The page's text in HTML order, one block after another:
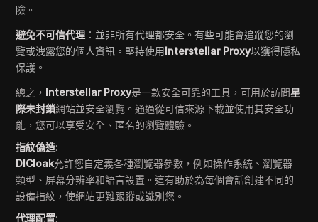
險。
避免不可信代理 ：並非所有代理都安全。有些可能會追蹤您的瀏
覽或洩露您的個人資訊。堅持使用Interstellar Proxy以獲得隱私
保護。
總之， Interstellar Proxy是一款安全可靠的工具，可用於訪問星
際未封鎖網站並安全瀏覽。通過從可信來源下載並使用其安全功
能，您可以享受安全、匿名的瀏覽體驗。
指紋偽造:
DICloak允許您自定義各種瀏覽器參數，例如操作系統、瀏覽器
類型、屏幕分辨率和語言設置。這有助於為每個會話創建不同的
設備指紋，使網站更難跟蹤或識別您。
代理配置: